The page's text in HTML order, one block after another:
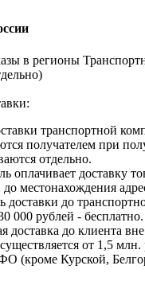
в регионы
транспортной
получателем при
отдельно.
оплачивает доставку
местонахождения
доставки до
000 рублей - бесплатно.
доставка до клиента
от 1,5
(кроме Курской,